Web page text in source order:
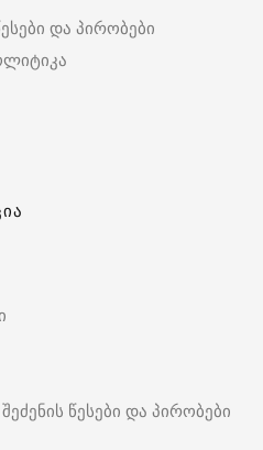
და პირობები
წესები და პირობები